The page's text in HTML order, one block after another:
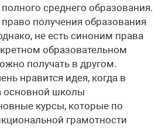
среднего образования.
право получения образования
не есть синоним права
образовательном
получать в другом.
нравится идея, когда в
основной школы
курсы, которые по
грамотности